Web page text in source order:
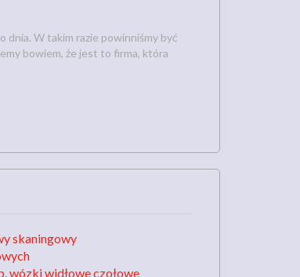
dnia. W takim razie powinniśmy być
bowiem, że jest to firma, która
skaningowy
wózki widłowe czołowe